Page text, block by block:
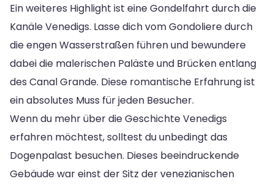
Ein weiteres Highlight ist eine Gondelfahrt durch die
Kanäle Venedigs. Lasse dich vom Gondoliere durch
die engen Wasserstraßen führen und bewundere
dabei die malerischen Paläste und Brücken entlang
des Canal Grande. Diese romantische Erfahrung ist
ein absolutes Muss für jeden Besucher.
Wenn du mehr über die Geschichte Venedigs
erfahren möchtest, solltest du unbedingt das
Dogenpalast besuchen. Dieses beeindruckende
Gebäude war einst der Sitz der venezianischen